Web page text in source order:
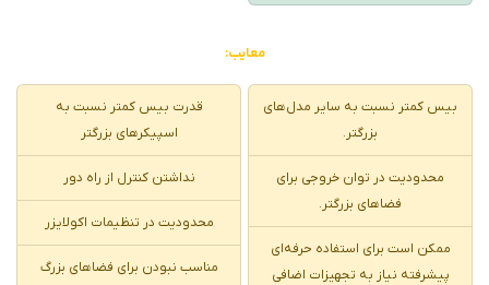
معایب:
بیس کمتر نسبت به سایر مدل‌های
بزرگتر.
محدودیت در توان خروجی برای
فضاهای بزرگتر.
ممکن است برای استفاده حرفه‌ای
پیشرفته نیاز به تجهیزات اضافی
قدرت بیس کمتر نسبت به
اسپیکرهای بزرگتر
نداشتن کنترل از راه دور
محدودیت در تنظیمات اکولایزر
مناسب نبودن برای فضاهای بزرگ